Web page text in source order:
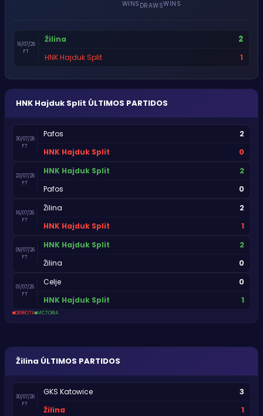
WINS DRAWSWINS
16/07/26
FT
Žilina 2
HNK Hajduk Split 1
HNK Hajduk Split ÚLTIMOS PARTIDOS
30/07/26
FT
Pafos 2
HNK Hajduk Split 0
23/07/26
FT
HNK Hajduk Split 2
Pafos 0
16/07/26
FT
Žilina 2
HNK Hajduk Split 1
09/07/26
FT
HNK Hajduk Split 2
Žilina 0
01/07/26
FT
Celje 0
HNK Hajduk Split 1
DERROTA VICTORIA
Žilina ÚLTIMOS PARTIDOS
30/07/26
FT
GKS Katowice 3
Žilina 1